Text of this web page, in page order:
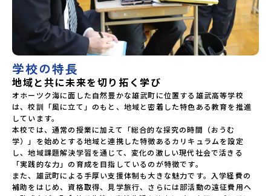
高等学校福島県立只見高等学校福島県立猪苗代高等学校福島
県立川口高等学校 関東 茨城県立大子清流高等学校 中
部 新潟県立村上高等学校新潟県立佐渡高等学校新潟県立佐
渡総合高等学校新潟県立羽茂高等学校新潟県立中条高等学校
新潟県立加茂農林高等学校新潟県立国際情報高等学校石川県
立能登高等学校福井県立若狭高等学校長野県木曽青峰高等学
校長野県白馬高等学校富山県立氷見高等学校静岡県立伊豆総
合高等学校土肥分校静岡県立浜松湖北高等学校佐久間分校
近畿 五條市立西吉野農業高等学校和歌山県立串本古座高等
学校 中国・四国 島根県立横田高等学校島根県立島根中央
高等学校島根県立矢上高等学校島根県立隠岐島前高等学校岡
山県立勝山高等学校 蒜山校地広島県立加計高等学校芸北分
校広島県立大崎海星高等学校愛媛県立南宇和高等学校愛媛県
立宇和島南高等学校(宇和島水産・宇南中等)愛媛県立野村高等
学校愛媛県立弓削高等学校愛媛県立上浮穴高等学校愛媛県立
今治工業高等学校高知県立嶺北高等学校高知県立四万十高等
学校高知県立中村高等学校西土佐分校高知県立高知農業高等
学校 九州 佐賀県立有田工業高等学校熊本県立小国高等学
学校の特長
地域と共に未来を切り拓く学び
オホーツク海に面した自然豊かな雄武町に位置する雄武高等学校
は、校訓「風に立て」のもと、地域と密着した特色ある教育を推進
しています。
本校では、通常の授業に加えて「総合的な探究の時間（おうむ
学）」を始めとする地域と連携した特徴あるカリキュラムを設定
し、地域課題解決学習を通じて、変化の激しい現代社会で活きる
「実践的な力」の育成を目指しているのが特徴です。
また、雄武町による手厚い支援体制も大きな魅力です。入学経費の
補助をはじめ、資格取得、見学旅行、さらには部活動の遠征費用へ